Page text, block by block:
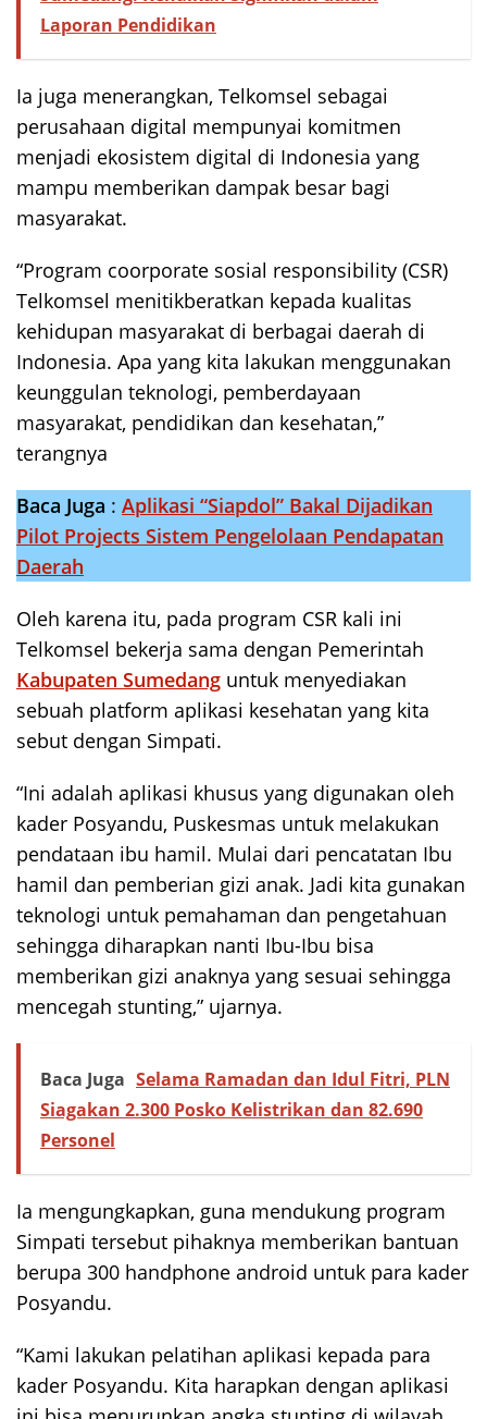
Laporan Pendidikan
Ia juga menerangkan, Telkomsel sebagai
perusahaan digital mempunyai komitmen
menjadi ekosistem digital di Indonesia yang
mampu memberikan dampak besar bagi
masyarakat.
“Program coorporate sosial responsibility (CSR)
Telkomsel menitikberatkan kepada kualitas
kehidupan masyarakat di berbagai daerah di
Indonesia. Apa yang kita lakukan menggunakan
keunggulan teknologi, pemberdayaan
masyarakat, pendidikan dan kesehatan,”
terangnya
Baca Juga : Aplikasi “Siapdol” Bakal Dijadikan
Pilot Projects Sistem Pengelolaan Pendapatan
Daerah
Oleh karena itu, pada program CSR kali ini
Telkomsel bekerja sama dengan Pemerintah
Kabupaten Sumedang untuk menyediakan
sebuah platform aplikasi kesehatan yang kita
sebut dengan Simpati.
“Ini adalah aplikasi khusus yang digunakan oleh
kader Posyandu, Puskesmas untuk melakukan
pendataan ibu hamil. Mulai dari pencatatan Ibu
hamil dan pemberian gizi anak. Jadi kita gunakan
teknologi untuk pemahaman dan pengetahuan
sehingga diharapkan nanti Ibu-Ibu bisa
memberikan gizi anaknya yang sesuai sehingga
mencegah stunting,” ujarnya.
Baca Juga Selama Ramadan dan Idul Fitri, PLN
Siagakan 2.300 Posko Kelistrikan dan 82.690
Personel
Ia mengungkapkan, guna mendukung program
Simpati tersebut pihaknya memberikan bantuan
berupa 300 handphone android untuk para kader
Posyandu.
“Kami lakukan pelatihan aplikasi kepada para
kader Posyandu. Kita harapkan dengan aplikasi